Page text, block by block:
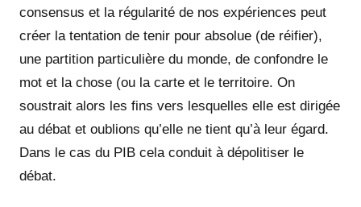
consensus et la régularité de nos expériences peut
créer la tentation de tenir pour absolue (de réifier),
une partition particulière du monde, de confondre le
mot et la chose (ou la carte et le territoire. On
soustrait alors les fins vers lesquelles elle est dirigée
au débat et oublions qu’elle ne tient qu’à leur égard.
Dans le cas du PIB cela conduit à dépolitiser le
débat.